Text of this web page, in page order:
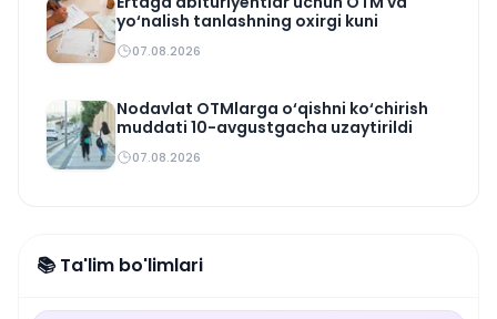
yo‘nalish tanlashning oxirgi kuni
07.08.2026
Nodavlat OTMlarga o‘qishni ko‘chirish
muddati 10-avgustgacha uzaytirildi
07.08.2026
📚 Ta'lim bo'limlari